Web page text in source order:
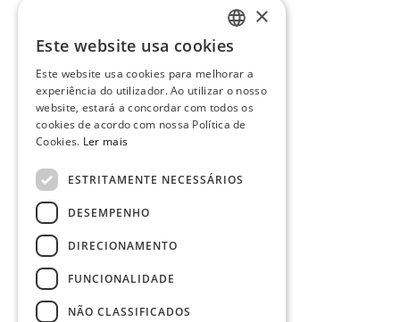
PORTUGUESE
ENGLISH
×
Este website usa cookies
Este website usa cookies para melhorar a
experiência do utilizador. Ao utilizar o nosso
website, estará a concordar com todos os
cookies de acordo com nossa Política de
Cookies. Ler mais
ESTRITAMENTE NECESSÁRIOS
DESEMPENHO
DIRECIONAMENTO
FUNCIONALIDADE
NÃO CLASSIFICADOS